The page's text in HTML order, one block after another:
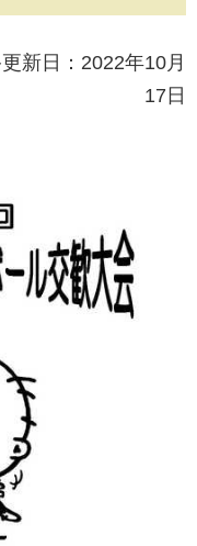
新日：2022年10月
17日